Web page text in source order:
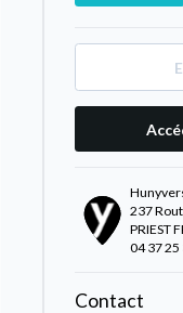
237
PRIEST
04 37 25
Contact